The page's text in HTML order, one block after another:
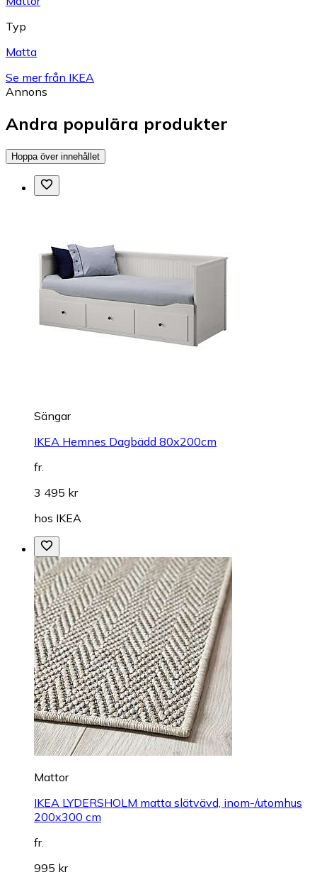
Typ
Matta
Se mer från IKEA
Annons
Andra populära produkter
Hoppa över innehållet
Sängar
IKEA Hemnes Dagbädd 80x200cm
fr.
3 495 kr
hos IKEA
Mattor
IKEA LYDERSHOLM matta slätvävd, inom-/utomhus
200x300 cm
fr.
995 kr